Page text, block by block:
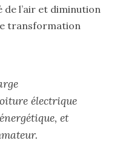
de l’air et diminution
transformation
électrique
et